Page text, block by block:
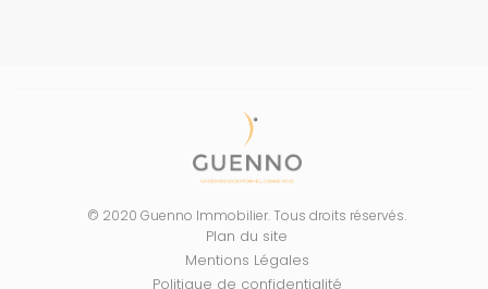
© 2020 Guenno Immobilier. Tous droits réservés.
Plan du site
Mentions Légales
Politique de confidentialité